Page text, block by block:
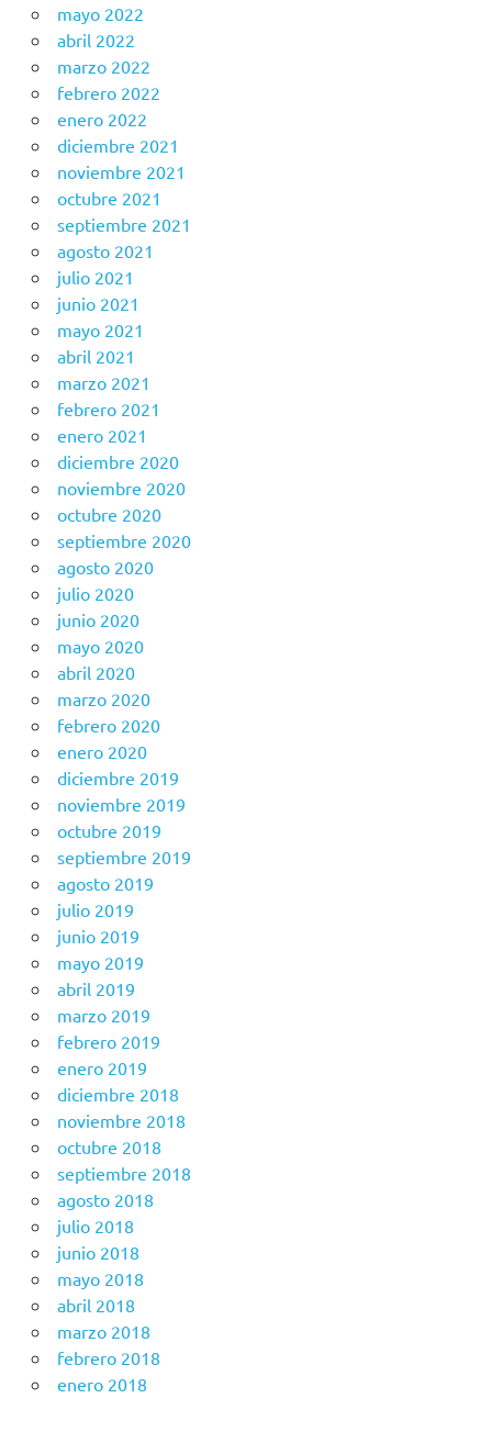
mayo 2022
abril 2022
marzo 2022
febrero 2022
enero 2022
diciembre 2021
noviembre 2021
octubre 2021
septiembre 2021
agosto 2021
julio 2021
junio 2021
mayo 2021
abril 2021
marzo 2021
febrero 2021
enero 2021
diciembre 2020
noviembre 2020
octubre 2020
septiembre 2020
agosto 2020
julio 2020
junio 2020
mayo 2020
abril 2020
marzo 2020
febrero 2020
enero 2020
diciembre 2019
noviembre 2019
octubre 2019
septiembre 2019
agosto 2019
julio 2019
junio 2019
mayo 2019
abril 2019
marzo 2019
febrero 2019
enero 2019
diciembre 2018
noviembre 2018
octubre 2018
septiembre 2018
agosto 2018
julio 2018
junio 2018
mayo 2018
abril 2018
marzo 2018
febrero 2018
enero 2018